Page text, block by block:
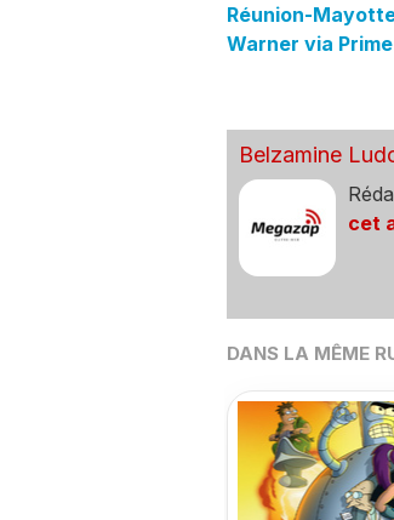
Réunion-
Warner via
Belzamine
cet
DANS LA MÊME